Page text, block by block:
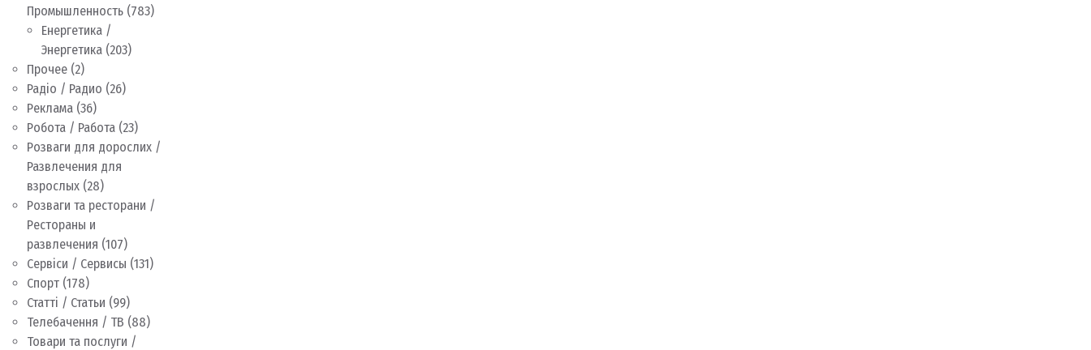
Промышленность (783)
Енергетика /
Энергетика (203)
Прочее (2)
Радіо / Радио (26)
Реклама (36)
Робота / Работа (23)
Розваги для дорослих /
Развлечения для
взрослых (28)
Розваги та ресторани /
Рестораны и
развлечения (107)
Сервіси / Сервисы (131)
Спорт (178)
Статті / Статьи (99)
Телебачення / ТВ (88)
Товари та послуги /